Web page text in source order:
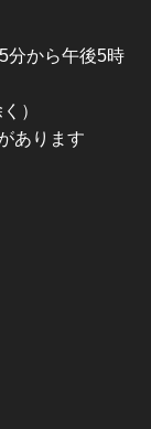
分から午後5時
）
あります